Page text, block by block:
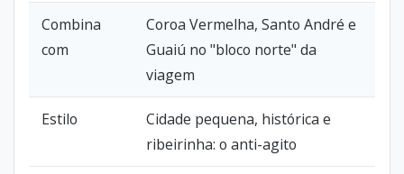
Combina
com
Coroa Vermelha, Santo André e
Guaiú no "bloco norte" da
viagem
Estilo
Cidade pequena, histórica e
ribeirinha: o anti-agito